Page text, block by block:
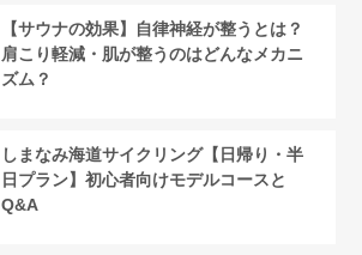
【サウナの効果】自律神経が整うとは？
肩こり軽減・肌が整うのはどんなメカニ
ズム？
しまなみ海道サイクリング【日帰り・半
日プラン】初心者向けモデルコースと
Q&A